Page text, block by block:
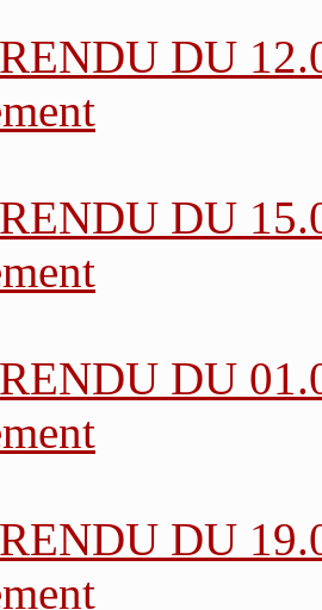
DU
DU
DU
DU